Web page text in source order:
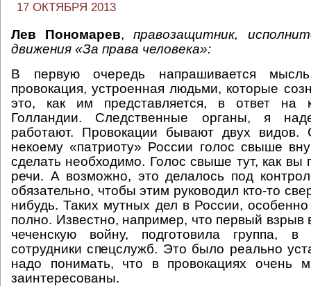
17 ОКТЯБРЯ 2013
Лев Пономарев,правозащитник,
движения «За права человека»:
В первую очередь напрашивается
провокация, устроенная людьми, которые
это, как им представляется, в ответ на
Голландии. Следственные органы, я
работают. Провокации бывают двух видов.
некоему «патриоту» России голос свыше
сделать необходимо. Голос свыше тут, как вы
речи. А возможно, это делалось под
обязательно, чтобы этим руководил кто-то
нибудь. Таких мутных дел в России,
полно. Известно, например, что первый взрыв
чеченскую войну, подготовила группа, в
сотрудники спецслужб. Это было реально
надо понимать, что в провокациях очень
заинтересованы.